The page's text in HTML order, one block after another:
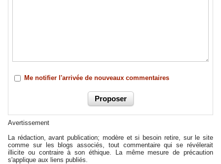
Me notifier l'arrivée de nouveaux commentaires
Avertissement
La rédaction, avant publication; modère et si besoin retire, sur le site
comme sur les blogs associés, tout commentaire qui se révélerait
illicite ou contraire à son éthique. La même mesure de précaution
s'applique aux liens publiés.